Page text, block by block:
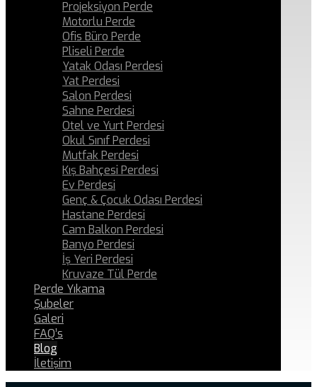
Projeksiyon Perde
Motorlu Perde
Ofis Büro Perde
Pliseli Perde
Yatak Odası Perdesi
Yat Perdesi
Salon Perdesi
Sahne Perdesi
Otel ve Yurt Perdesi
Okul Sınıf Perdesi
Mutfak Perdesi
Kış Bahçesi Perdesi
Ev Perdesi
Genç & Çocuk Odası Perdesi
Hastane Perdesi
Cam Balkon Perdesi
Banyo Perdesi
İş Yeri Perdesi
Kruvaze Tül Perde
Perde Yıkama
Şubeler
Galeri
FAQ’s
Blog
İletişim